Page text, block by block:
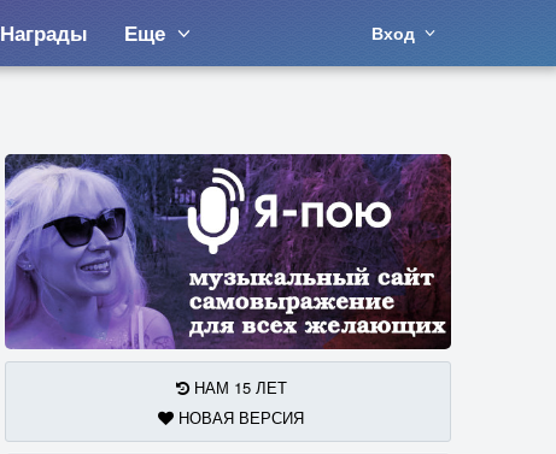
Награды Еще Вход
НАМ 15 ЛЕТ
НОВАЯ ВЕРСИЯ